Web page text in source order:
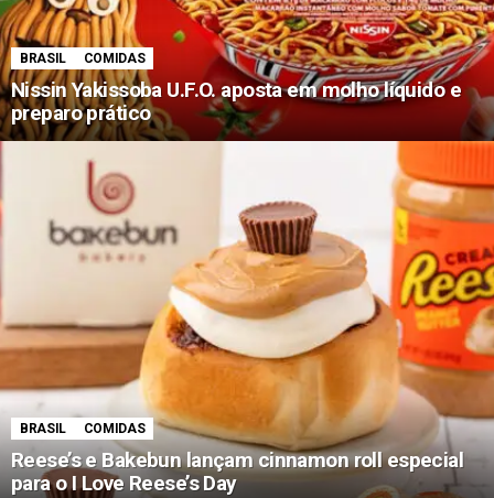
BRASIL COMIDAS
Nissin Yakissoba U.F.O. aposta em molho líquido e
preparo prático
BRASIL COMIDAS
Reese’s e Bakebun lançam cinnamon roll especial
para o I Love Reese’s Day